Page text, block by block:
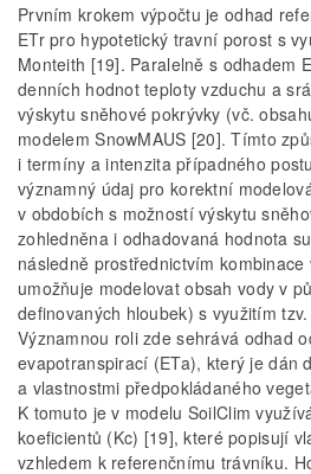
Prvním krokem výpočtu je odhad
ETr pro hypotetický travní porost s
Monteith [19]. Paralelně s odhadem
denních hodnot teploty vzduchu a
výskytu sněhové pokrývky (vč.
modelem SnowMAUS [20]. Tímto
i termíny a intenzita případného
významný údaj pro korektní
v obdobích s možností výskytu
zohledněna i odhadovaná hodnota
následně prostřednictvím
umožňuje modelovat obsah vody v
definovaných hloubek) s využitím
Významnou roli zde sehrává odhad
evapotranspirací (ETa), který je dán
a vlastnostmi předpokládaného
K tomuto je v modelu SoilClim
koeficientů (Kc) [19], které popisují
vzhledem k referenčnímu trávníku.